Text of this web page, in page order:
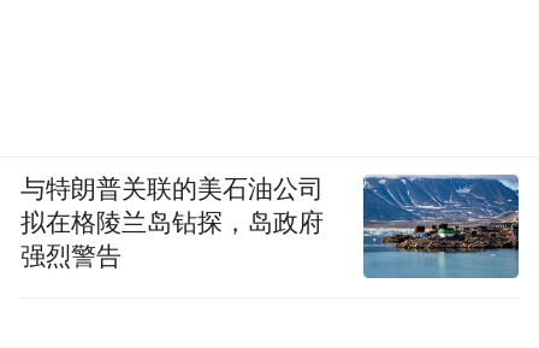
与特朗普关联的美石油公司
拟在格陵兰岛钻探，岛政府
强烈警告